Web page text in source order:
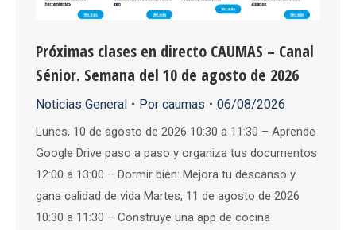
Próximas clases en directo CAUMAS – Canal
Sénior. Semana del 10 de agosto de 2026
Noticias General Por caumas 06/08/2026
Lunes, 10 de agosto de 2026 10:30 a 11:30 – Aprende
Google Drive paso a paso y organiza tus documentos
12:00 a 13:00 – Dormir bien: Mejora tu descanso y
gana calidad de vida Martes, 11 de agosto de 2026
10:30 a 11:30 – Construye una app de cocina